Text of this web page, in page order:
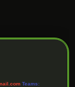
Teams: